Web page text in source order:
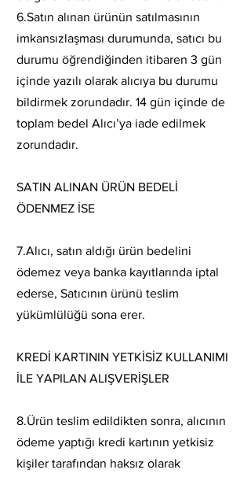
6.Satın alınan ürünün satılmasının
imkansızlaşması durumunda, satıcı bu
durumu öğrendiğinden itibaren 3 gün
içinde yazılı olarak alıcıya bu durumu
bildirmek zorundadır. 14 gün içinde de
toplam bedel Alıcı’ya iade edilmek
zorundadır.
SATIN ALINAN ÜRÜN BEDELİ
ÖDENMEZ İSE
7.Alıcı, satın aldığı ürün bedelini
ödemez veya banka kayıtlarında iptal
ederse, Satıcının ürünü teslim
yükümlülüğü sona erer.
KREDİ KARTININ YETKİSİZ KULLANIMI
İLE YAPILAN ALIŞVERİŞLER
8.Ürün teslim edildikten sonra, alıcının
ödeme yaptığı kredi kartının yetkisiz
kişiler tarafından haksız olarak